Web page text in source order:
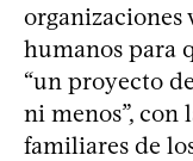
organizaciones
humanos para
“un proyecto
ni menos”, con
familiares de